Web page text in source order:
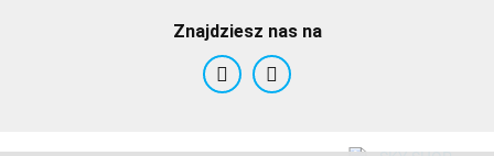
Znajdziesz nas na